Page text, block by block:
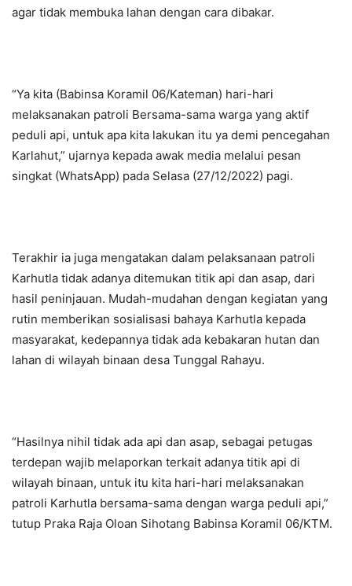
agar tidak membuka lahan dengan cara dibakar.
“Ya kita (Babinsa Koramil 06/Kateman) hari-hari
melaksanakan patroli Bersama-sama warga yang aktif
peduli api, untuk apa kita lakukan itu ya demi pencegahan
Karlahut,” ujarnya kepada awak media melalui pesan
singkat (WhatsApp) pada Selasa (27/12/2022) pagi.
Terakhir ia juga mengatakan dalam pelaksanaan patroli
Karhutla tidak adanya ditemukan titik api dan asap, dari
hasil peninjauan. Mudah-mudahan dengan kegiatan yang
rutin memberikan sosialisasi bahaya Karhutla kepada
masyarakat, kedepannya tidak ada kebakaran hutan dan
lahan di wilayah binaan desa Tunggal Rahayu.
“Hasilnya nihil tidak ada api dan asap, sebagai petugas
terdepan wajib melaporkan terkait adanya titik api di
wilayah binaan, untuk itu kita hari-hari melaksanakan
patroli Karhutla bersama-sama dengan warga peduli api,”
tutup Praka Raja Oloan Sihotang Babinsa Koramil 06/KTM.